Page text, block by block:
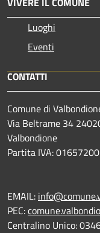
Luoghi
Eventi
CONTATTI
Comune di
Via Beltrame 34
Valbondione
Partita IVA:
EMAIL:
PEC:
Centralino Unico: